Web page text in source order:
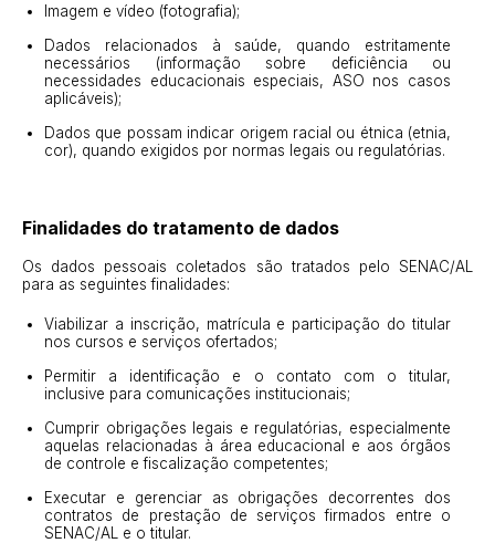
Imagem e vídeo (fotografia);
Dados relacionados à saúde, quando estritamente
necessários (informação sobre deficiência ou
necessidades educacionais especiais, ASO nos casos
aplicáveis);
Dados que possam indicar origem racial ou étnica (etnia,
cor), quando exigidos por normas legais ou regulatórias.
Finalidades do tratamento de dados
Os dados pessoais coletados são tratados pelo SENAC/AL
para as seguintes finalidades:
Viabilizar a inscrição, matrícula e participação do titular
nos cursos e serviços ofertados;
Permitir a identificação e o contato com o titular,
inclusive para comunicações institucionais;
Cumprir obrigações legais e regulatórias, especialmente
aquelas relacionadas à área educacional e aos órgãos
de controle e fiscalização competentes;
Executar e gerenciar as obrigações decorrentes dos
contratos de prestação de serviços firmados entre o
SENAC/AL e o titular.